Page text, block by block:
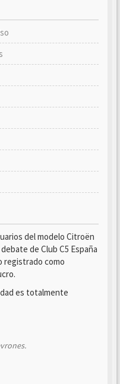
del modelo Citroën
de Club C5 España
registrado como
es totalmente